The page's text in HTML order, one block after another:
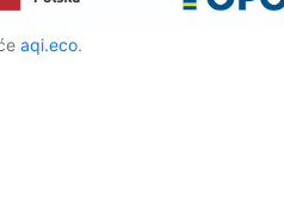
aqi.eco.